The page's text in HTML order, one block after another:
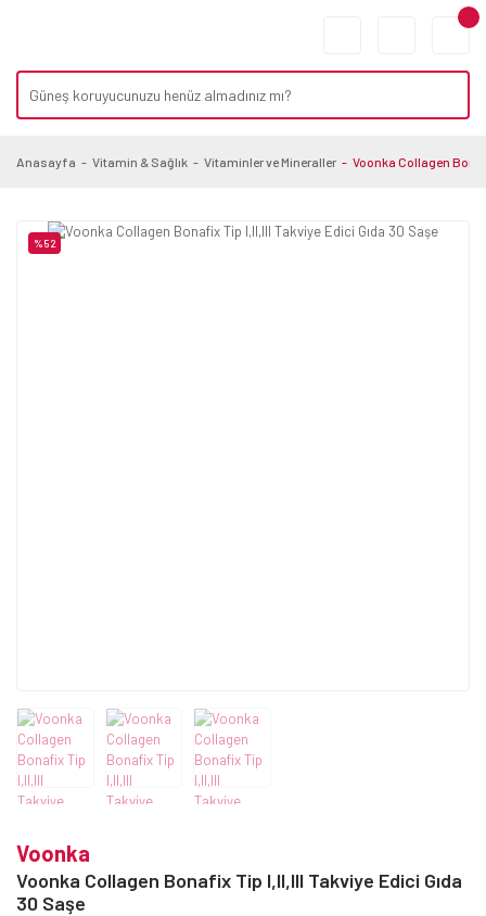
Anasayfa Vitamin & Sağlık Vitaminler ve Mineraller Voonka Collagen
%52
Voonka
Voonka Collagen Bonafix Tip I,II,III Takviye Edici Gıda
30 Saşe